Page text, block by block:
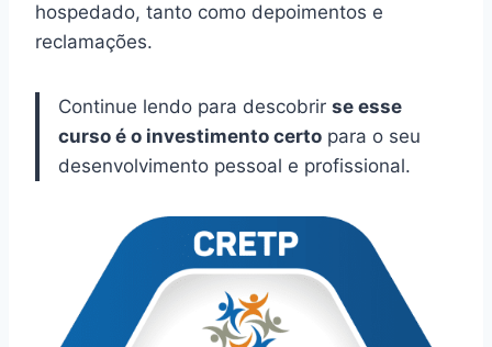
hospedado, tanto como depoimentos e
reclamações.
Continue lendo para descobrir se esse
curso é o investimento certo para o seu
desenvolvimento pessoal e profissional.